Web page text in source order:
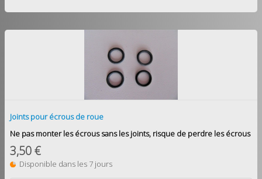
Joints pour écrous de roue
Ne pas monter les écrous sans les joints, risque de perdre les écrous
3,50 €
Disponible dans les 7 jours